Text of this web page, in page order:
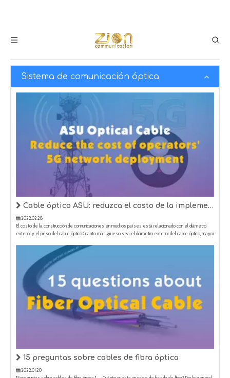
Sistema de comunicación óptica
Cable óptico ASU: reduzca el costo de la implementación de la red 5G de los operadores
El costo de la construcción de comunicaciones en muchos países está relacionado con el diámetro
exterior y el peso del cable óptico.Cuanto más grueso sea el diámetro exterior del cable óptico, mayor
que los operadores se quemen.
15 preguntas sobre cables de fibra óptica
15 preguntas sobre cables de fibra óptica 1、¿Cuánto cuesta un cable de bajada de fibra? Por lo general,
el precio por cable de fibra óptica oscila entre $30 y $1000, según el tipo y la cantidad de fibras:
estructural y otras fa